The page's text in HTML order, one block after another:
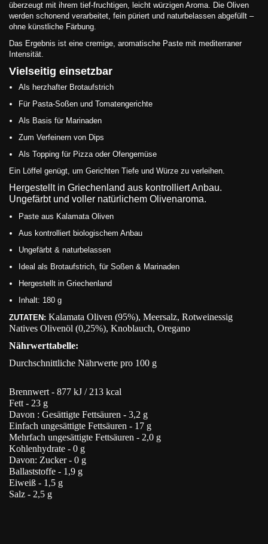
überzeugt mit ihrem tief-fruchtigen, leicht würzigen Aroma. Die Oliven
werden schonend verarbeitet, fein püriert und naturbelassen abgefüllt –
ohne künstliche Färbung.
Das Ergebnis ist eine cremige, aromatische Paste mit mediterraner
Intensität.
Vielseitig einsetzbar
Als herzhafter Brotaufstrich
Für Pasta-Soßen und Tomatengerichte
Als Basis für Marinaden
Zum Verfeinern von Dips
Als Topping für Pizza oder Ofengemüse
Ein Löffel genügt, um Gerichten Tiefe und Würze zu verleihen.
Hergestellt in Griechenland aus kontrolliert Anbau.
Ungefärbt und voller natürlichem Olivenaroma.
Paste aus Kalamata Oliven
Aus kontrolliert biologischem Anbau
Ungefärbt & naturbelassen
Ideal als Brotaufstrich, für Soßen & Marinaden
Hergestellt in Griechenland
Inhalt: 180 g
ZUTATEN: Kalamata Oliven (95%), Meersalz, Rotweinessig
Natives Olivenöl (0,25%), Knoblauch, Oregano
Nährwerttabelle:
Durchschnittliche Nährwerte pro 100 g
Brennwert - 877 kJ / 213 kcal
Fett - 23 g
Davon : Gesättigte Fettsäuren - 3,2 g
Einfach ungesättigte Fettsäuren - 17 g
Mehrfach ungesättigte Fettsäuren - 2,0 g
Kohlenhydrate - 0 g
Davon: Zucker - 0 g
Ballaststoffe - 1,9 g
Eiweiß - 1,5 g
Salz - 2,5 g